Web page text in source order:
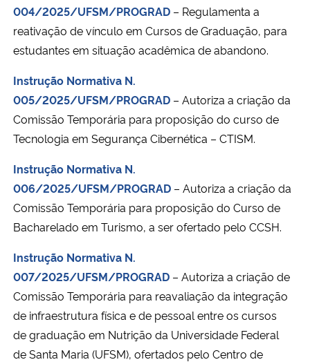
004/2025/UFSM/PROGRAD – Regulamenta a
reativação de vínculo em Cursos de Graduação, para
estudantes em situação acadêmica de abandono.
Instrução Normativa N.
005/2025/UFSM/PROGRAD – Autoriza a criação da
Comissão Temporária para proposição do curso de
Tecnologia em Segurança Cibernética – CTISM.
Instrução Normativa N.
006/2025/UFSM/PROGRAD – Autoriza a criação da
Comissão Temporária para proposição do Curso de
Bacharelado em Turismo, a ser ofertado pelo CCSH.
Instrução Normativa N.
007/2025/UFSM/PROGRAD – Autoriza a criação de
Comissão Temporária para reavaliação da integração
de infraestrutura física e de pessoal entre os cursos
de graduação em Nutrição da Universidade Federal
de Santa Maria (UFSM), ofertados pelo Centro de